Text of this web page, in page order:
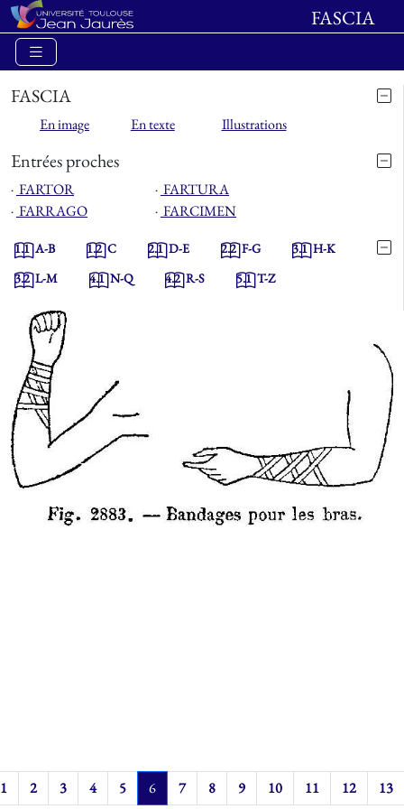
FASCIA
FASCIA
En image En texte Illustrations
Entrées proches
⋅ FARTOR ⋅ FARTURA
⋅ FARRAGO ⋅ FARCIMEN
1.1A-B 1.2C 2.1D-E 2.2F-G 3.1H-K
3.2L-M 4.1N-Q 4.2R-S 5.1T-Z
1 2 3 4 5 6 7 8 9 10 11 12 13